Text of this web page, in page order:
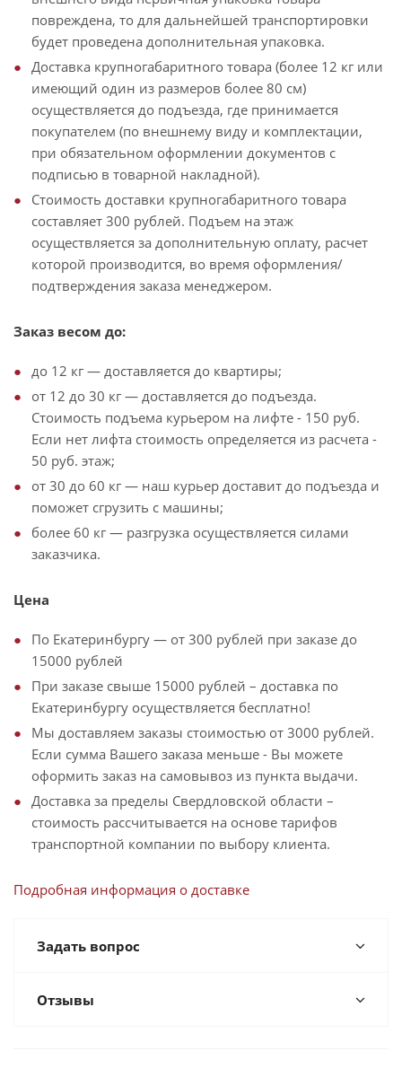
повреждена, то для дальнейшей транспортировки
будет проведена дополнительная упаковка.
Доставка крупногабаритного товара (более 12 кг или
имеющий один из размеров более 80 см)
осуществляется до подъезда, где принимается
покупателем (по внешнему виду и комплектации,
при обязательном оформлении документов с
подписью в товарной накладной).
Стоимость доставки крупногабаритного товара
составляет 300 рублей. Подъем на этаж
осуществляется за дополнительную оплату, расчет
которой производится, во время оформления/
подтверждения заказа менеджером.
Заказ весом до:
до 12 кг — доставляется до квартиры;
от 12 до 30 кг — доставляется до подъезда.
Стоимость подъема курьером на лифте - 150 руб.
Если нет лифта стоимость определяется из расчета -
50 руб. этаж;
от 30 до 60 кг — наш курьер доставит до подъезда и
поможет сгрузить с машины;
более 60 кг — разгрузка осуществляется силами
заказчика.
Цена
По Екатеринбургу — от 300 рублей при заказе до
15000 рублей
При заказе свыше 15000 рублей – доставка по
Екатеринбургу осуществляется бесплатно!
Мы доставляем заказы стоимостью от 3000 рублей.
Если сумма Вашего заказа меньше - Вы можете
оформить заказ на самовывоз из пункта выдачи.
Доставка за пределы Свердловской области –
стоимость рассчитывается на основе тарифов
транспортной компании по выбору клиента.
Подробная информация о доставке
Задать вопрос
Отзывы